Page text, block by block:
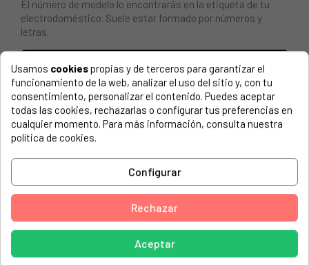
El número de modelo lo encontrarás en la etiqueta de tu
electrodoméstico. Suele estar formado por números y
letras.
PUERTA EVAPORADOR CONGELADOR PARA FRIGORÍFICO
WHIRLPOOL
BAUKNECHT, KV 185 A (855082296110)
BAUKNECHT, KV 185 A 855082296110
BAUKNECHT, KV 185 A++ 855082296110
BAUKNECHT, KV 185 A++ 859991546630
BAUKNECHT, KV 1883 855082296010
BAUKNECHT, KV 1883 A2 (855082296010)
Usamos cookiespropias y de terceros para garantizar el
funcionamiento de la web, analizar el uso del sitio y, con tu
consentimiento, personalizar el contenido. Puedes aceptar
todas las cookies, rechazarlas o configurar tus preferencias en
cualquier momento. Para más información, consulta nuestra
política de cookies.
Configurar
Rechazar
Aceptar